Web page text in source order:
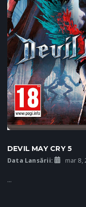
DEVIL MAY CRY 5
Data Lansării: mar 8,
...